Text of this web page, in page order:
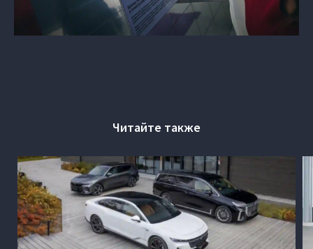
Читайте также